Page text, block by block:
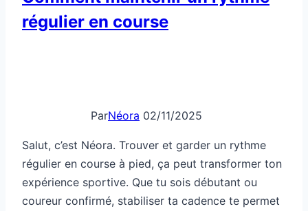
régulier en course
ParNéora 02/11/2025
Salut, c’est Néora. Trouver et garder un rythme
régulier en course à pied, ça peut transformer ton
expérience sportive. Que tu sois débutant ou
coureur confirmé, stabiliser ta cadence te permet